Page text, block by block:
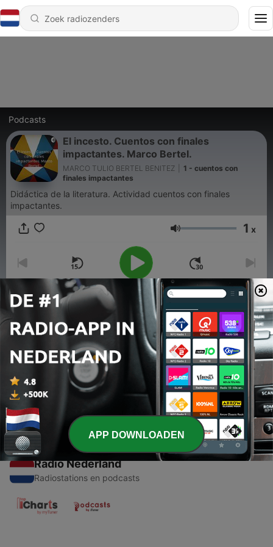
Podcasts
El incesto. Cuentos con finales
impactantes. Marco Bertel.
MARCO TULIO BERTEL BENITEZ
1 - cuentos con
finales impactantes
Didáctica de la literatura. Actividad cuentos con finales
impactantes.
Volume 1 x
00:00
Afleveringen
1 - cuentos con finales impactantes
27 sep. 2020
Radio Nederland
Radiostations en podcasts
APP DOWNLOADEN